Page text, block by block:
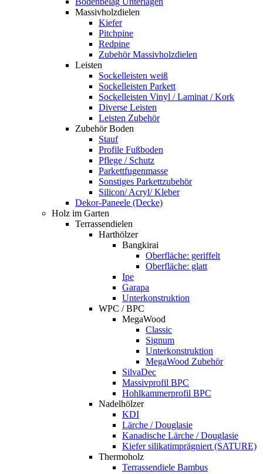
Massivholzdielen
Kiefer
Pitchpine
Redpine
Zubehör Massivholzdielen
Leisten
Sockelleisten weiß
Sockelleisten Parkett
Sockelleisten Vinyl / Laminat / Kork
Diverse Leisten
Leisten Zubehör
Zubehör Boden
Stauf
Profile Fußboden
Pflege / Schutz
Parkettfugenmasse
Sonstiges Parkettzubehör
Silicon/ Acryl/ Kleber
Dekor-Paneele (Decke)
Holz im Garten
Terrassendielen
Harthölzer
Bangkirai
Oberfläche: geriffelt
Oberfläche: glatt
Ipe
Garapa
Unterkonstruktion
WPC / BPC
MegaWood
Classic
Signum
Unterkonstruktion
MegaWood Zubehör
SilvaDec
Massivprofil BPC
Hohlkammerprofil BPC
Nadelhölzer
KDI
Lärche / Douglasie
Kanadische Lärche / Douglasie
Kiefer silikatimprägniert (SATURE)
Thermoholz
Terrassendiele Bambus